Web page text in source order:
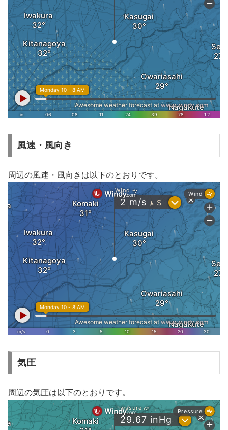
風速・風向き
周辺の風速・風向きは以下のとおりです。
気圧
周辺の気圧は以下のとおりです。